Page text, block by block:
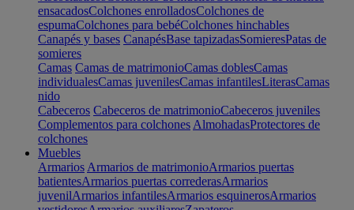
ensacadosColchones enrolladosColchones de
espumaColchones para bebéColchones hinchables
Canapés y bases CanapésBase tapizadasSomieresPatas de
somieres
Camas Camas de matrimonioCamas doblesCamas
individualesCamas juvenilesCamas infantilesLiterasCamas
nido
Cabeceros Cabeceros de matrimonioCabeceros juveniles
Complementos para colchones AlmohadasProtectores de
colchones
Muebles
Armarios Armarios de matrimonioArmarios puertas
batientesArmarios puertas correderasArmarios
juvenilArmarios infantilesArmarios esquinerosArmarios